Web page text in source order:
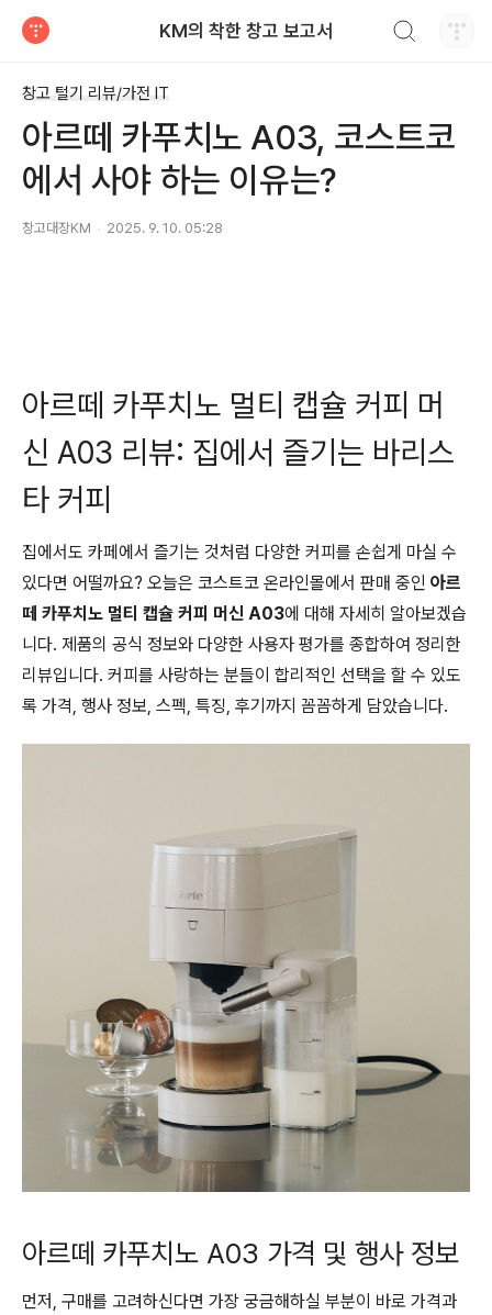
KM의 착한 창고 보고서
창고 털기 리뷰/가전 IT
아르떼 카푸치노 A03, 코스트코
에서 사야 하는 이유는?
창고대장KM 2025. 9. 10. 05:28
아르떼 카푸치노 멀티 캡슐 커피 머
신 A03 리뷰: 집에서 즐기는 바리스
타 커피
집에서도 카페에서 즐기는 것처럼 다양한 커피를 손쉽게 마실 수
있다면 어떨까요? 오늘은 코스트코 온라인몰에서 판매 중인 아르
떼 카푸치노 멀티 캡슐 커피 머신 A03에 대해 자세히 알아보겠습
니다. 제품의 공식 정보와 다양한 사용자 평가를 종합하여 정리한
리뷰입니다. 커피를 사랑하는 분들이 합리적인 선택을 할 수 있도
록 가격, 행사 정보, 스펙, 특징, 후기까지 꼼꼼하게 담았습니다.
아르떼 카푸치노 A03 가격 및 행사 정보
먼저, 구매를 고려하신다면 가장 궁금해하실 부분이 바로 가격과